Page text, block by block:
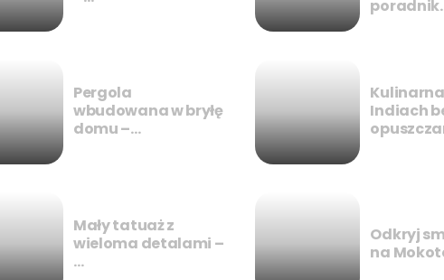
Pergola
wbudowana w bryłę
domu –…
Mały tatuaż z
wieloma detalami –
…
Indiach
Odkryj
na